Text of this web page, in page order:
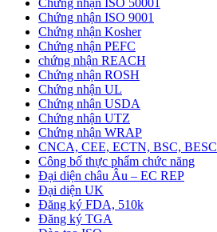
Chứng nhận ISO 9001
Chứng nhận Kosher
Chứng nhận PEFC
chứng nhận REACH
Chứng nhận ROSH
Chứng nhận UL
Chứng nhận USDA
Chứng nhận UTZ
Chứng nhận WRAP
CNCA, CEE, ECTN, BSC, BESC
Công bố thực phẩm chức năng
Đại diện châu Âu – EC REP
Đại diện UK
Đăng ký FDA, 510k
Đăng ký TGA